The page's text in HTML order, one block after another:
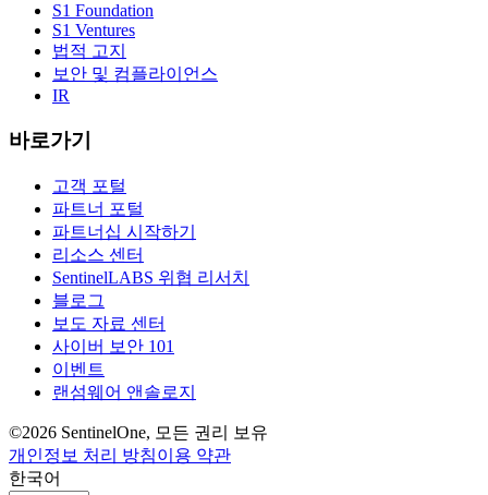
S1 Foundation
S1 Ventures
법적 고지
보안 및 컴플라이언스
IR
바로가기
고객 포털
파트너 포털
파트너십 시작하기
리소스 센터
SentinelLABS 위협 리서치
블로그
보도 자료 센터
사이버 보안 101
이벤트
랜섬웨어 앤솔로지
©2026 SentinelOne, 모든 권리 보유
개인정보 처리 방침이용 약관
한국어